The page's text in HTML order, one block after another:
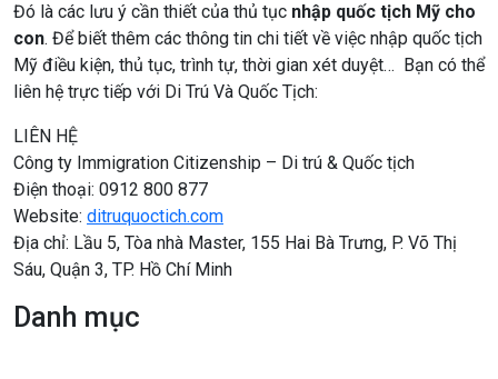
Danh mục
Đó là các lưu ý cần thiết của thủ tục nhập quốc tịch Mỹ cho
con. Để biết thêm các thông tin chi tiết về việc nhập quốc tịch
Mỹ điều kiện, thủ tục, trình tự, thời gian xét duyệt… Bạn có thể
liên hệ trực tiếp với Di Trú Và Quốc Tịch:
LIÊN HỆ
Công ty Immigration Citizenship – Di trú & Quốc tịch
Điện thoại: 0912 800 877
Website: ditruquoctich.com
Địa chỉ: Lầu 5, Tòa nhà Master, 155 Hai Bà Trưng, P. Võ Thị
Sáu, Quận 3, TP. Hồ Chí Minh